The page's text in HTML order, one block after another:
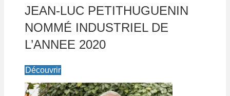
JEAN-LUC PETITHUGUENIN
NOMMÉ INDUSTRIEL DE
L’ANNEE 2020
Découvrir